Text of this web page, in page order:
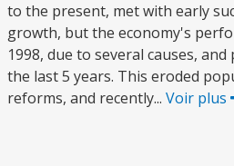
to the present, met with early
growth, but the economy's
1998, due to several causes,
the last 5 years. This eroded
reforms, and recently... Voir plus